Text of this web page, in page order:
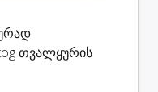
თვალყურის